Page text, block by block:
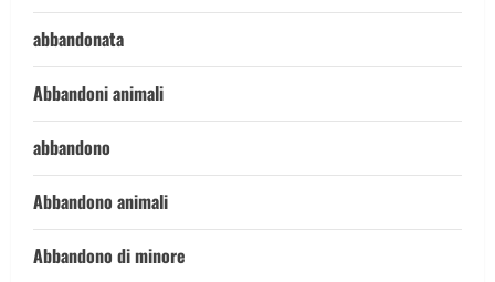
abbandonata
Abbandoni animali
abbandono
Abbandono animali
Abbandono di minore